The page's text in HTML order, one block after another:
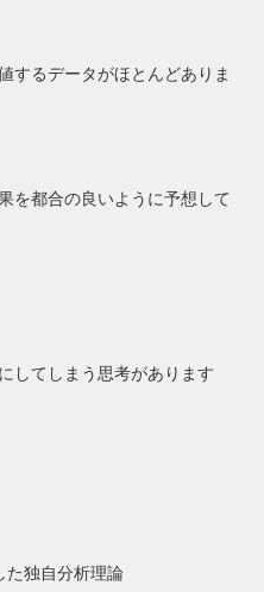
するデータがほとんどありま
を都合の良いように予想して
してしまう思考があります
た独自分析理論